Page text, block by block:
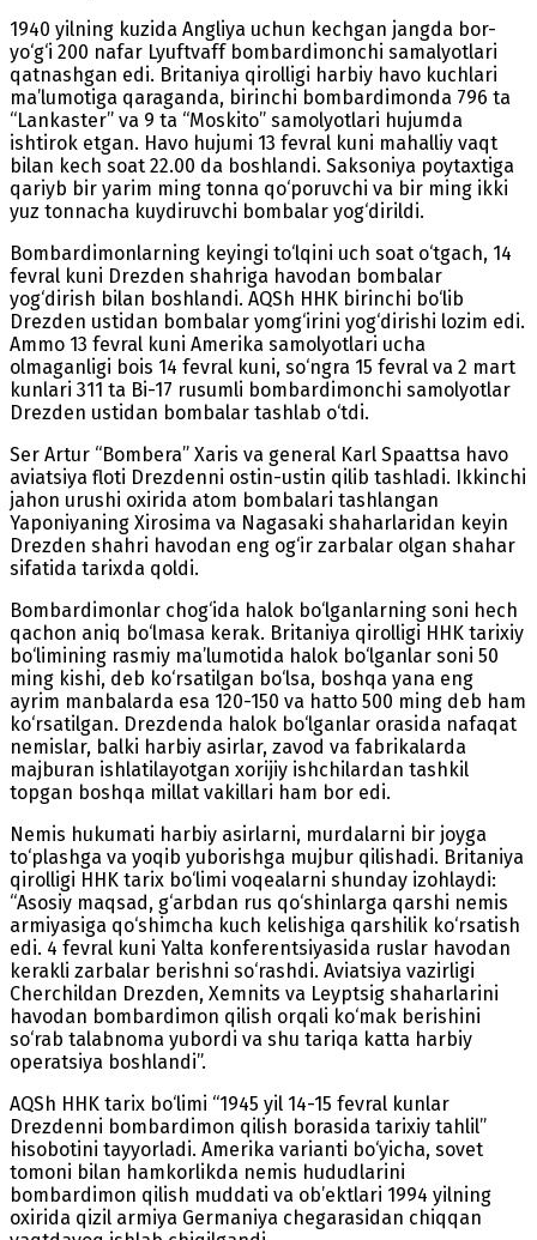
1940 yilning kuzida Angliya uchun kechgan jangda bor-
yo‘g‘i 200 nafar Lyuftvaff bombardimonchi samalyotlari
qatnashgan edi. Britaniya qirolligi harbiy havo kuchlari
ma’lumotiga qaraganda, birinchi bombardimonda 796 ta
“Lankaster” va 9 ta “Moskito” samolyotlari hujumda
ishtirok etgan. Havo hujumi 13 fevral kuni mahalliy vaqt
bilan kech soat 22.00 da boshlandi. Saksoniya poytaxtiga
qariyb bir yarim ming tonna qo‘poruvchi va bir ming ikki
yuz tonnacha kuydiruvchi bombalar yog‘dirildi.
Bombardimonlarning keyingi to‘lqini uch soat o‘tgach, 14
fevral kuni Drezden shahriga havodan bombalar
yog‘dirish bilan boshlandi. AQSh HHK birinchi bo‘lib
Drezden ustidan bombalar yomg‘irini yog‘dirishi lozim edi.
Ammo 13 fevral kuni Amerika samolyotlari ucha
olmaganligi bois 14 fevral kuni, so‘ngra 15 fevral va 2 mart
kunlari 311 ta Bi-17 rusumli bombardimonchi samolyotlar
Drezden ustidan bombalar tashlab o‘tdi.
Ser Artur “Bombera” Xaris va general Karl Spaattsa havo
aviatsiya floti Drezdenni ostin-ustin qilib tashladi. Ikkinchi
jahon urushi oxirida atom bombalari tashlangan
Yaponiyaning Xirosima va Nagasaki shaharlaridan keyin
Drezden shahri havodan eng og‘ir zarbalar olgan shahar
sifatida tarixda qoldi.
Bombardimonlar chog‘ida halok bo‘lganlarning soni hech
qachon aniq bo‘lmasa kerak. Britaniya qirolligi HHK tarixiy
bo‘limining rasmiy ma’lumotida halok bo‘lganlar soni 50
ming kishi, deb ko‘rsatilgan bo‘lsa, boshqa yana eng
ayrim manbalarda esa 120-150 va hatto 500 ming deb ham
ko‘rsatilgan. Drezdenda halok bo‘lganlar orasida nafaqat
nemislar, balki harbiy asirlar, zavod va fabrikalarda
majburan ishlatilayotgan xorijiy ishchilardan tashkil
topgan boshqa millat vakillari ham bor edi.
Nemis hukumati harbiy asirlarni, murdalarni bir joyga
to‘plashga va yoqib yuborishga mujbur qilishadi. Britaniya
qirolligi HHK tarix bo‘limi voqealarni shunday izohlaydi:
“Asosiy maqsad, g‘arbdan rus qo‘shinlarga qarshi nemis
armiyasiga qo‘shimcha kuch kelishiga qarshilik ko‘rsatish
edi. 4 fevral kuni Yalta konferentsiyasida ruslar havodan
kerakli zarbalar berishni so‘rashdi. Aviatsiya vazirligi
Cherchildan Drezden, Xemnits va Leyptsig shaharlarini
havodan bombardimon qilish orqali ko‘mak berishini
so‘rab talabnoma yubordi va shu tariqa katta harbiy
operatsiya boshlandi”.
AQSh HHK tarix bo‘limi “1945 yil 14-15 fevral kunlar
Drezdenni bombardimon qilish borasida tarixiy tahlil”
hisobotini tayyorladi. Amerika varianti bo‘yicha, sovet
tomoni bilan hamkorlikda nemis hududlarini
bombardimon qilish muddati va ob’ektlari 1994 yilning
oxirida qizil armiya Germaniya chegarasidan chiqqan